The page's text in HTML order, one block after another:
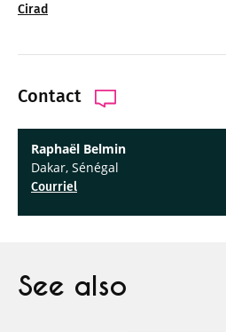
Cirad
Contact
Raphaël Belmin
Dakar, Sénégal
Courriel
See also